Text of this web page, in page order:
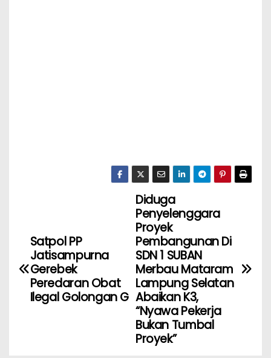
Diduga
Penyelenggara
Proyek
Pembangunan Di
SDN 1 SUBAN
Merbau Mataram
Lampung Selatan
Abaikan K3,
“Nyawa Pekerja
Bukan Tumbal
Proyek”
Satpol PP
Jatisampurna
Gerebek
Peredaran Obat
Ilegal Golongan G